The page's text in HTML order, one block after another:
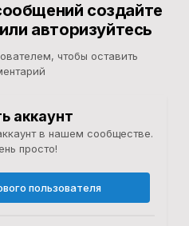
создайте
авторизуйтесь
чтобы оставить
аккаунт
в нашем сообществе.
просто!
пользователя